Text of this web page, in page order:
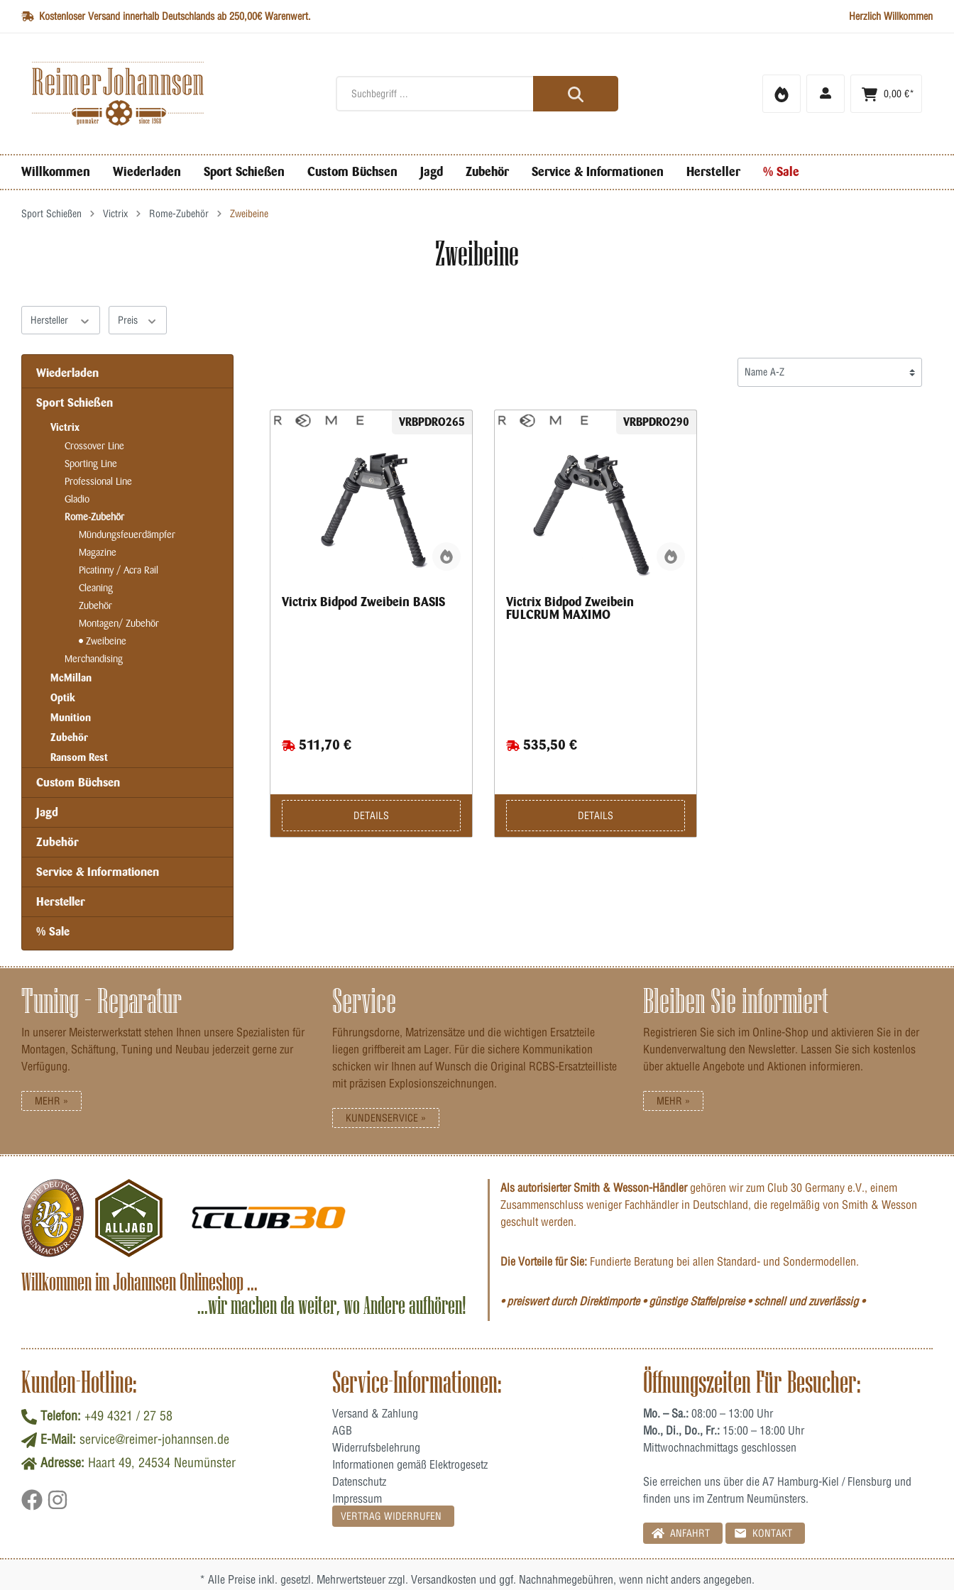
Kostenloser Versand innerhalb Deutschlands ab 250,00€ Warenwert. Herzlich Willkommen
0,00 €*
Willkommen Wiederladen Sport Schießen Custom Büchsen Jagd Zubehör Service & Informationen Hersteller % Sale
Sport Schießen Victrix Rome-Zubehör Zweibeine
Zweibeine
Hersteller Preis
Wiederladen
Sport Schießen
Victrix
Crossover Line
Sporting Line
Professional Line
Gladio
Rome-Zubehör
Mündungsfeuerdämpfer
Magazine
Picatinny / Acra Rail
Cleaning
Zubehör
Montagen/ Zubehör
Zweibeine
Merchandising
McMillan
Optik
Munition
Zubehör
Ransom Rest
Custom Büchsen
Jagd
Zubehör
Service & Informationen
Hersteller
% Sale
VRBPDRO265
Victrix Bidpod Zweibein BASIS
511,70 €
DETAILS
VRBPDRO290
Victrix Bidpod Zweibein
FULCRUM MAXIMO
535,50 €
DETAILS
Tuning – Reparatur
In unserer Meisterwerkstatt stehen Ihnen unsere Spezialisten für
Montagen, Schäftung, Tuning und Neubau jederzeit gerne zur
Verfügung.
MEHR »
Service
Führungsdorne, Matrizensätze und die wichtigen Ersatzteile
liegen griffbereit am Lager. Für die sichere Kommunikation
schicken wir Ihnen auf Wunsch die Original RCBS-Ersatzteilliste
mit präzisen Explosionszeichnungen.
KUNDENSERVICE »
Bleiben Sie informiert
Registrieren Sie sich im Online-Shop und aktivieren Sie in der
Kundenverwaltung den Newsletter. Lassen Sie sich kostenlos
über aktuelle Angebote und Aktionen informieren.
MEHR »
Willkommen im Johannsen Onlineshop ...
...wir machen da weiter, wo Andere aufhören!
Als autorisierter Smith & Wesson-Händlergehören wir zum Club 30 Germany e.V., einem
Zusammenschluss weniger Fachhändler in Deutschland, die regelmäßig von Smith & Wesson
geschult werden.
Die Vorteile für Sie: Fundierte Beratung bei allen Standard- und Sondermodellen.
• preiswert durch Direktimporte • günstige Staffelpreise • schnell und zuverlässig •
Kunden-Hotline:
Telefon: +49 4321 / 27 58
E-Mail: service@reimer-johannsen.de
Adresse: Haart 49, 24534 Neumünster
Service-Informationen:
Versand & Zahlung
AGB
Widerrufsbelehrung
Informationen gemäß Elektrogesetz
Datenschutz
Impressum
VERTRAG WIDERRUFEN
Öffnungszeiten Für Besucher:
Mo. – Sa.: 08:00 – 13:00 Uhr
Mo., Di., Do., Fr.: 15:00 – 18:00 Uhr
Mittwochnachmittags geschlossen
Sie erreichen uns über die A7 Hamburg-Kiel / Flensburg und
finden uns im Zentrum Neumünsters.
ANFAHRT KONTAKT
* Alle Preise inkl. gesetzl. Mehrwertsteuer zzgl. Versandkosten und ggf. Nachnahmegebühren, wenn nicht anders angegeben.